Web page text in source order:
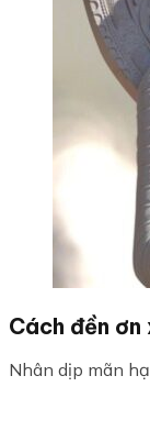
Cách đền ơn
Nhân dịp mãn